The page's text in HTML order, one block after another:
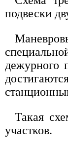
подвески
дежурного
Такая
участков.